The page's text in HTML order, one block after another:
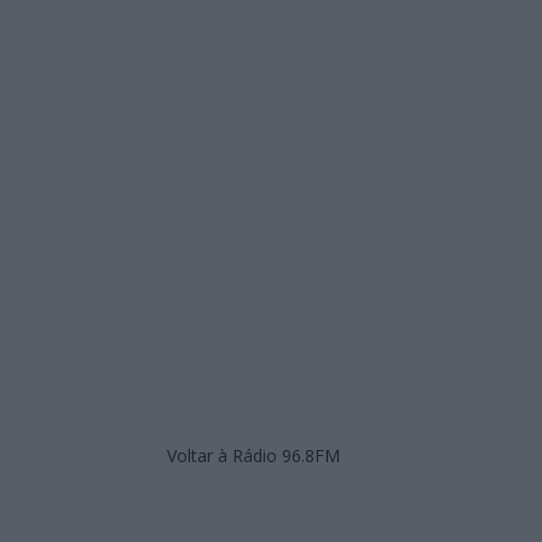
Voltar à Rádio 96.8FM